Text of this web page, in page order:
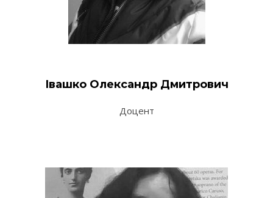
Івашко Олександр Дмитрович
Доцент